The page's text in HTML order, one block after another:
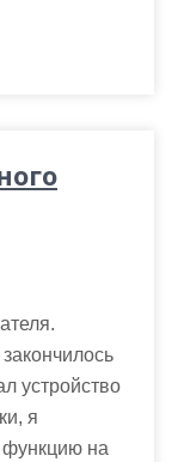
устройство
я
функцию на